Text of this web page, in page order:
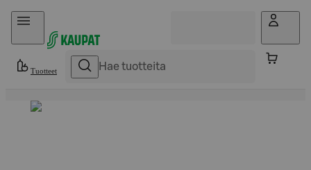
Hyppää sisältöön
Tuotteet